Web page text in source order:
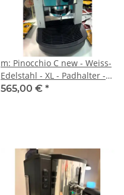
m: Pinocchio C new - Weiss-
Edelstahl - XL - Padhalter -
Tassengestell aus Plexiglas -
565,00 € *